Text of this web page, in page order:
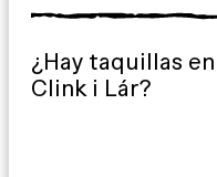
¿Hay taquillas
Clink i Lár?